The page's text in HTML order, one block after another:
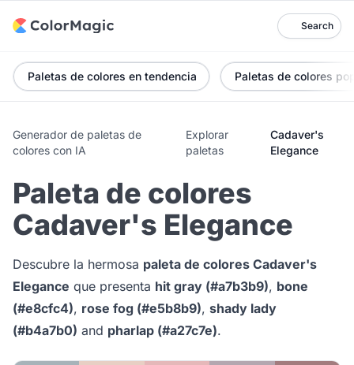
Search
Paletas de colores en tendencia Paletas de colores
Generador de paletas de
colores con IA
Explorar
paletas
Cadaver's
Elegance
Paleta de colores
Cadaver's Elegance
Descubre la hermosa paleta de colores Cadaver's
Elegance que presenta hit gray (#a7b3b9), bone
(#e8cfc4), rose fog (#e5b8b9), shady lady
(#b4a7b0) and pharlap (#a27c7e).